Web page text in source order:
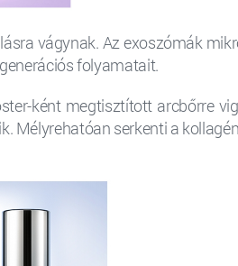
vágynak. Az exoszómák
folyamatait.
ként megtisztított arcbőrre
Mélyrehatóan serkenti a